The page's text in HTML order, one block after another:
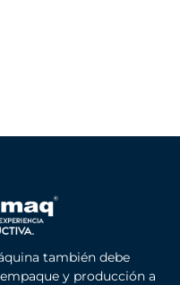
también debe
y producción a